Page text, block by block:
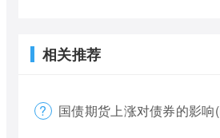
相关推荐
国债期货上涨对债券的影响(国债期货